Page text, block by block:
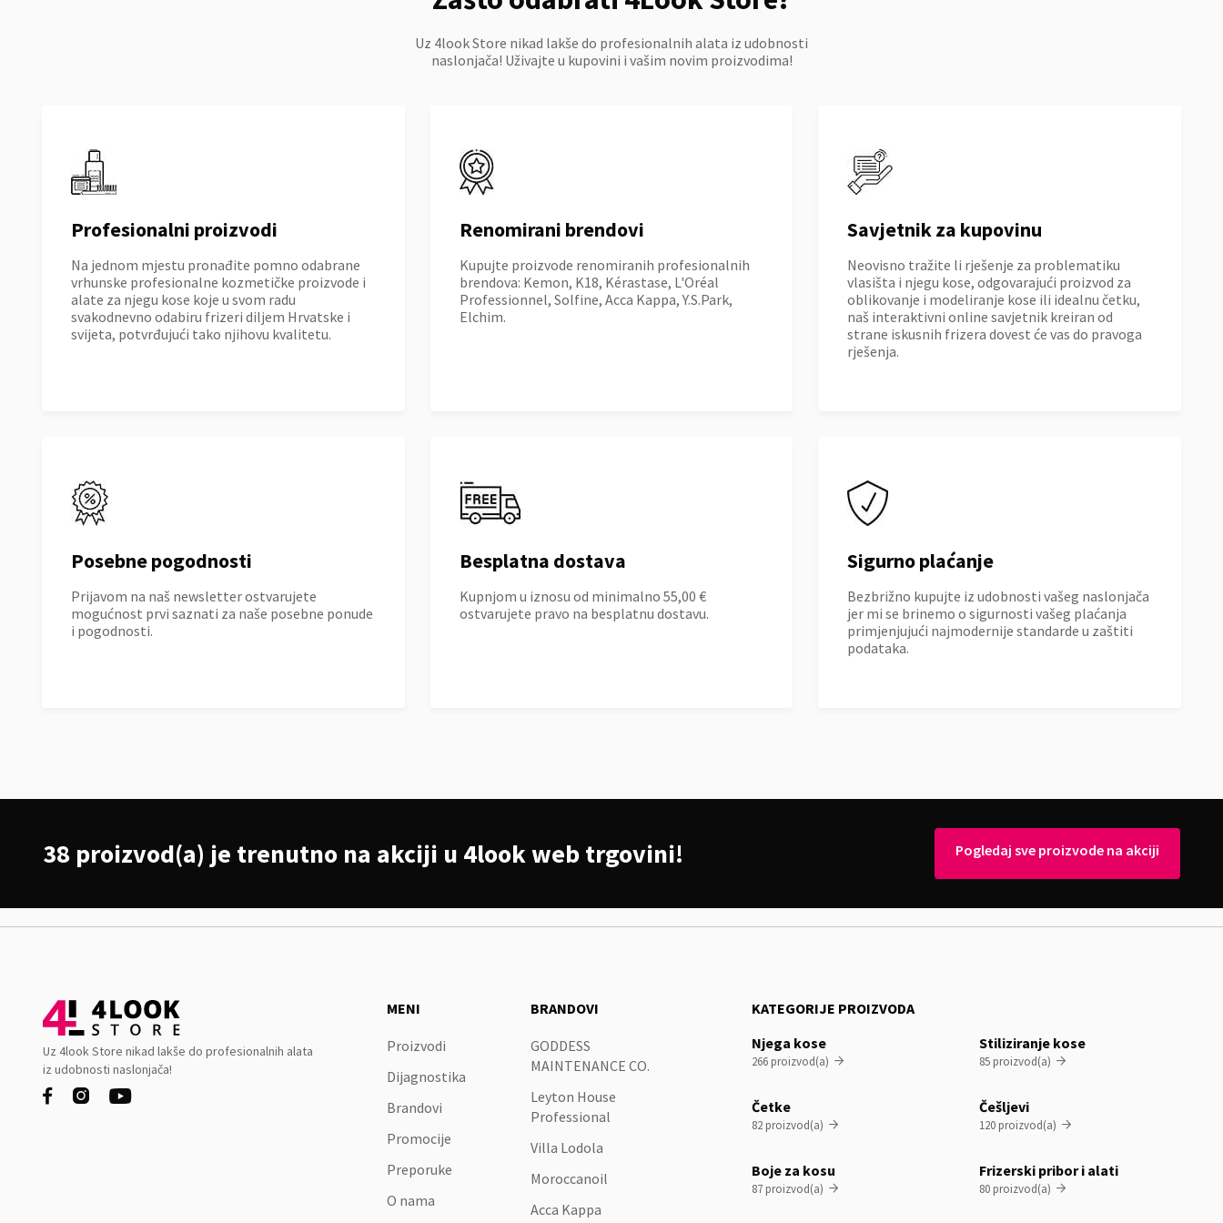
Uz 4look Store nikad lakše do profesionalnih alata iz udobnosti
naslonjača! Uživajte u kupovini i vašim novim proizvodima!
Profesionalni proizvodi
Na jednom mjestu pronađite pomno odabrane
vrhunske profesionalne kozmetičke proizvode i
alate za njegu kose koje u svom radu
svakodnevno odabiru frizeri diljem Hrvatske i
svijeta, potvrđujući tako njihovu kvalitetu.
Renomirani brendovi
Kupujte proizvode renomiranih profesionalnih
brendova: Kemon, K18, Kérastase, L'Oréal
Professionnel, Solfine, Acca Kappa, Y.S.Park,
Elchim.
Savjetnik za kupovinu
Neovisno tražite li rješenje za problematiku
vlasišta i njegu kose, odgovarajući proizvod za
oblikovanje i modeliranje kose ili idealnu četku,
naš interaktivni online savjetnik kreiran od
strane iskusnih frizera dovest će vas do pravoga
rješenja.
Posebne pogodnosti
Prijavom na naš newsletter ostvarujete
mogućnost prvi saznati za naše posebne ponude
i pogodnosti.
Besplatna dostava
Kupnjom u iznosu od minimalno 55,00 €
ostvarujete pravo na besplatnu dostavu.
Sigurno plaćanje
Bezbrižno kupujte iz udobnosti vašeg naslonjača
jer mi se brinemo o sigurnosti vašeg plaćanja
primjenjujući najmodernije standarde u zaštiti
podataka.
38 proizvod(a) je trenutno na akciji u 4look web trgovini! Pogledaj sve proizvode na akciji
Uz 4look Store nikad lakše do profesionalnih alata
iz udobnosti naslonjača!
  
MENI
Proizvodi
Dijagnostika
Brandovi
Promocije
Preporuke
O nama
BRANDOVI
GODDESS
MAINTENANCE CO.
Leyton House
Professional
Villa Lodola
Moroccanoil
Acca Kappa
KATEGORIJE PROIZVODA
Njega kose
266 proizvod(a) 
Stiliziranje kose
85 proizvod(a) 
Četke
82 proizvod(a) 
Češljevi
120 proizvod(a) 
Boje za kosu
87 proizvod(a) 
Frizerski pribor i alati
80 proizvod(a) 